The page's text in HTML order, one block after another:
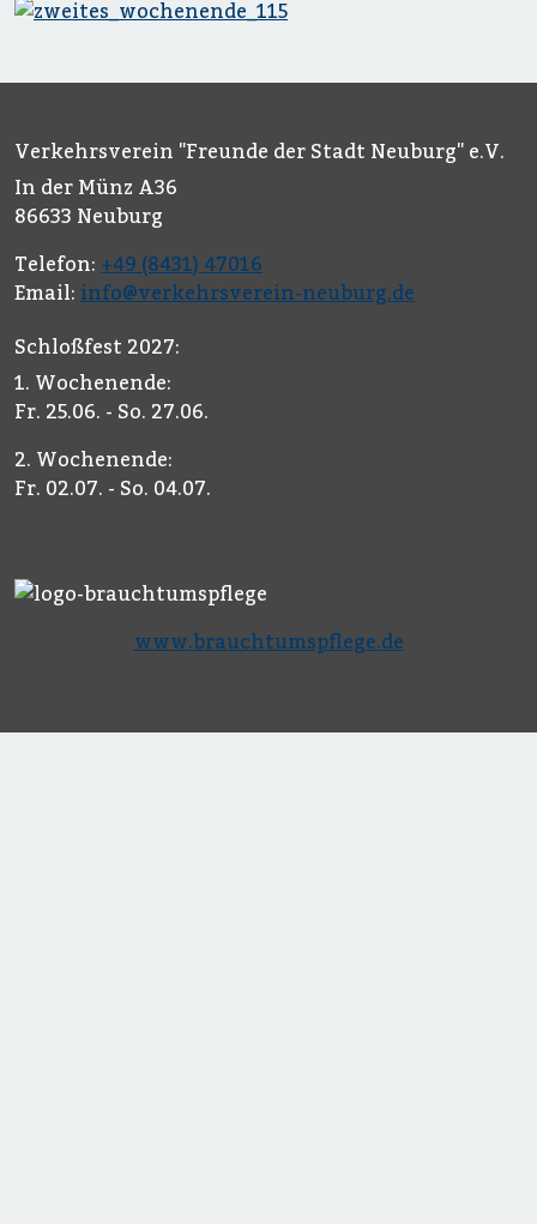
Verkehrsverein "Freunde der Stadt Neuburg" e.V.
In der Münz A36
86633 Neuburg
Telefon: +49 (8431) 47016
Email: info@verkehrsverein-neuburg.de
Schloßfest 2027:
1. Wochenende:
Fr. 25.06. - So. 27.06.
2. Wochenende:
Fr. 02.07. - So. 04.07.
www.brauchtumspflege.de